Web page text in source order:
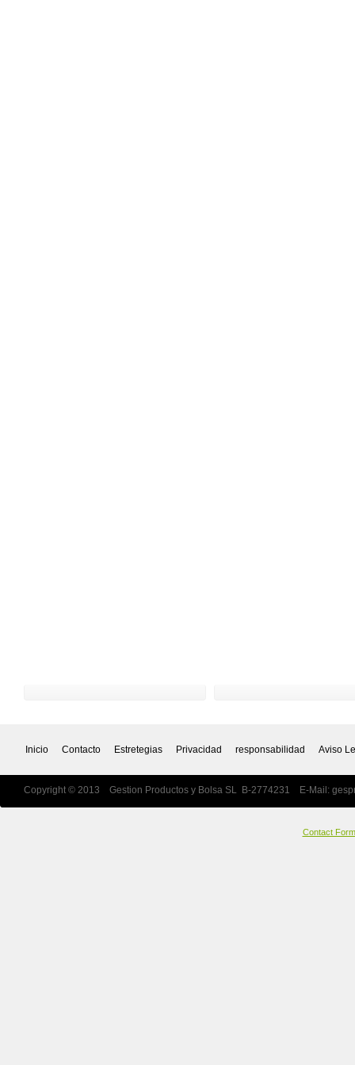
Inicio Contacto Estretegias Privacidad responsabilidad Aviso
Copyright © 2013 Gestion Productos y Bolsa SL B-2774231 E-Mail:
Contact Form